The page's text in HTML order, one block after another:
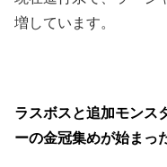
増しています。
ラスボスと追加モンス
ーの金冠集めが始まっ